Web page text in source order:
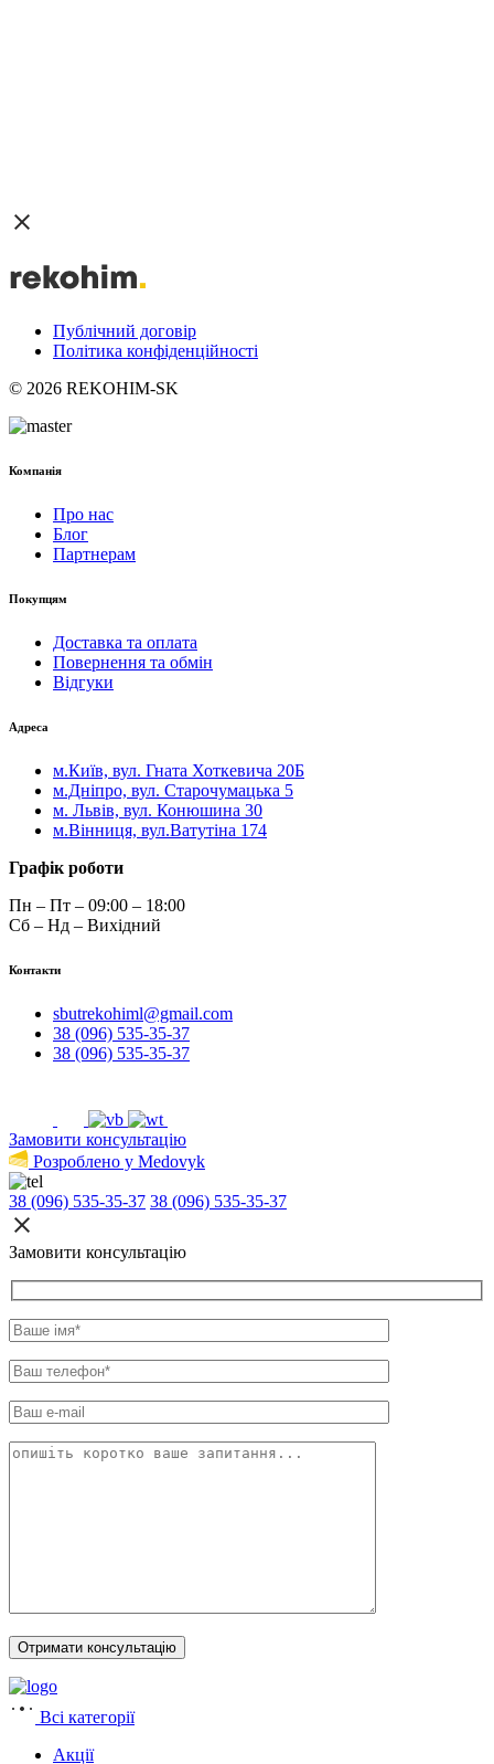
Публічний договір
Політика конфіденційності
© 2026 REKOHIM-SK
Компанія
Про нас
Блог
Партнерам
Покупцям
Доставка та оплата
Повернення та обмін
Відгуки
Адреса
м.Київ, вул. Гната Хоткевича 20Б
м.Дніпро, вул. Старочумацька 5
м. Львів, вул. Конюшина 30
м.Вінниця, вул.Ватутіна 174
Графік роботи
Пн – Пт – 09:00 – 18:00
Сб – Нд – Вихідний
Контакти
sbutrekohiml@gmail.com
38 (096) 535-35-37
38 (096) 535-35-37
Замовити консультацію
Розроблено у Medovyk
38 (096) 535-35-37 38 (096) 535-35-37
Замовити консультацію
Всі категорії
Акції